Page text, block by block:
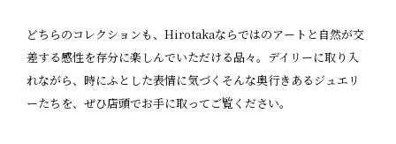
どちらのコレクションも、Hirotakaならではのアートと自然が交
差する感性を存分に楽しんでいただける品々。デイリーに取り入
れながら、時にふとした表情に気づく――そんな奥行きあるジュエリ
ーたちを、ぜひ店頭でお手に取ってご覧ください。